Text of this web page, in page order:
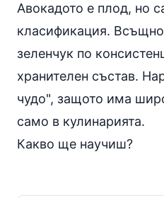
Авокадото е плод, но
класификация.
зеленчук по
хранителен състав.
чудо", защото има
само в кулинарията.
Какво ще научиш?